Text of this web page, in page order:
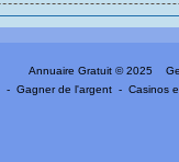
Annuaire Gratuit © 2025
-Gagner de l'argent -Casinos